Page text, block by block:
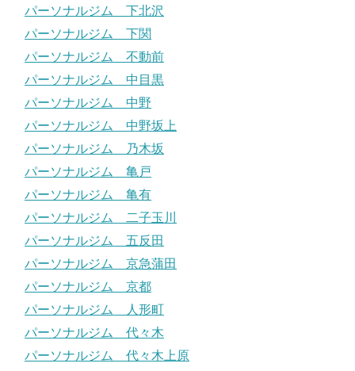
パーソナルジム 下北沢
パーソナルジム 下関
パーソナルジム 不動前
パーソナルジム 中目黒
パーソナルジム 中野
パーソナルジム 中野坂上
パーソナルジム 乃木坂
パーソナルジム 亀戸
パーソナルジム 亀有
パーソナルジム 二子玉川
パーソナルジム 五反田
パーソナルジム 京急蒲田
パーソナルジム 京都
パーソナルジム 人形町
パーソナルジム 代々木
パーソナルジム 代々木上原